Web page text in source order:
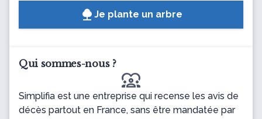
Je plante un arbre
Qui sommes-nous ?
diversity_1
Simplifia est une entreprise qui recense les avis de
décès partout en France, sans être mandatée par